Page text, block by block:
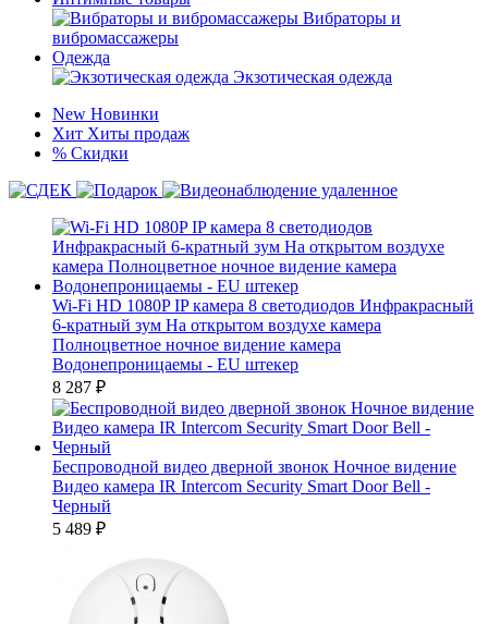
Вибраторы и
вибромассажеры
Одежда
Экзотическая одежда
New Новинки
Хит Хиты продаж
% Скидки
Wi-Fi HD 1080P IP камера 8 светодиодов Инфракрасный
6-кратный зум На открытом воздухе камера
Полноцветное ночное видение камера
Водонепроницаемы - EU штекер
8 287 ₽
Беспроводной видео дверной звонок Ночное видение
Видео камера IR Intercom Security Smart Door Bell -
Черный
5 489 ₽